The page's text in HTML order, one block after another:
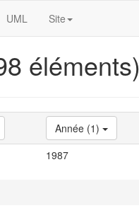
UML Site
éléments)
Année (1)
1987